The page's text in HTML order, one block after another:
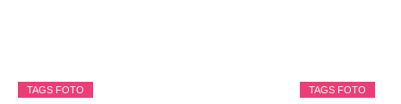
TAGS FOTO TAGS FOTO